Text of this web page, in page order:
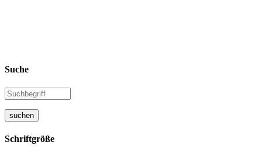
Suche
suchen
Schriftgröße